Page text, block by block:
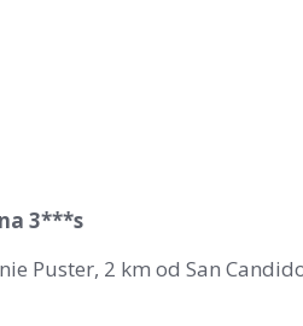
3***s
Puster, 2 km od San